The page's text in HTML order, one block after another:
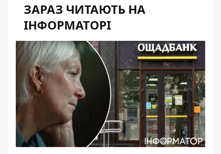
ЗАРАЗ ЧИТАЮТЬ НА
ІНФОРМАТОРІ